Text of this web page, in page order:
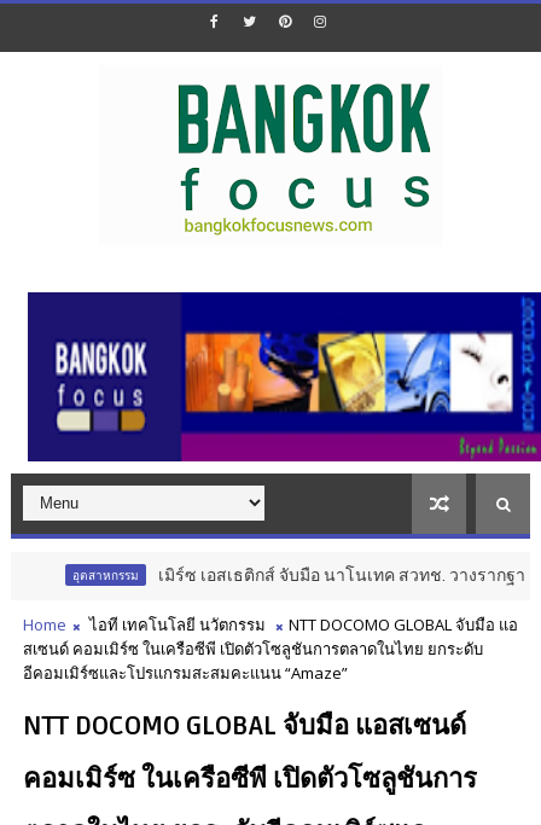
เมิร์ซ เอสเธติกส์ จับมือ นาโนเทค สวทช. วางรากฐาน
Home ไอที เทคโนโลยี นวัตกรรม
NTT DOCOMO GLOBAL จับมือ แอ
สเซนด์ คอมเมิร์ซ ในเครือซีพี เปิดตัวโซลูชันการตลาดในไทย ยกระดับ
อีคอมเมิร์ซและโปรแกรมสะสมคะแนน “Amaze”
NTT DOCOMO GLOBAL จับมือ แอสเซนด์
คอมเมิร์ซ ในเครือซีพี เปิดตัวโซลูชันการ